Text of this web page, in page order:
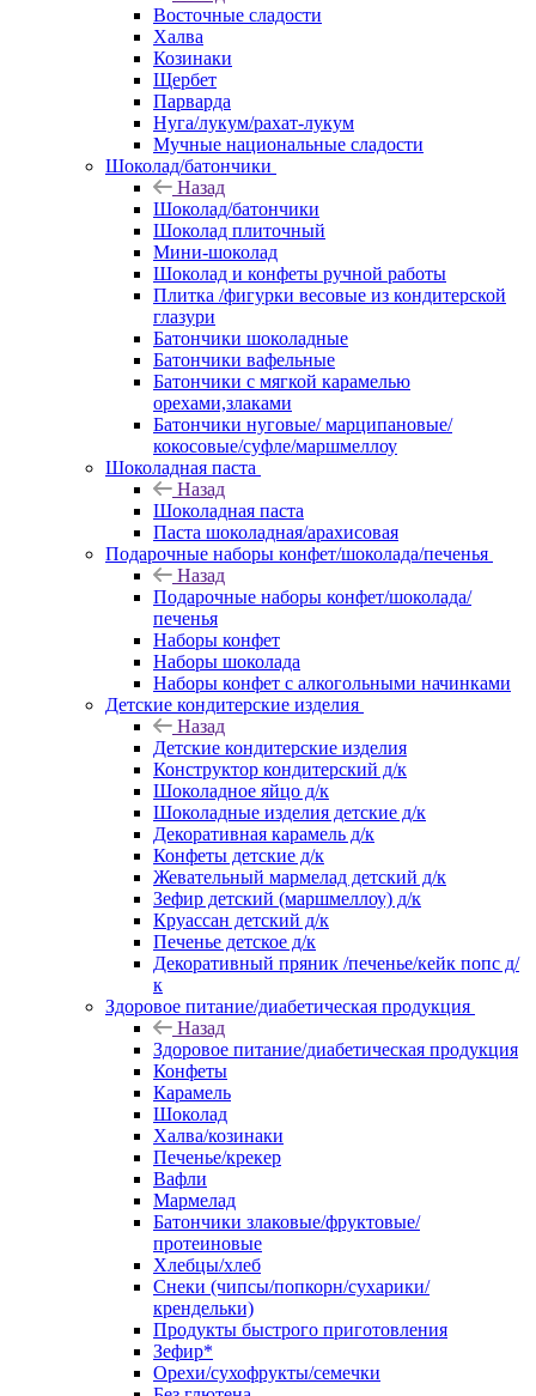
Восточные сладости
Халва
Козинаки
Щербет
Парварда
Нуга/лукум/рахат-лукум
Мучные национальные сладости
Шоколад/батончики
Назад
Шоколад/батончики
Шоколад плиточный
Мини-шоколад
Шоколад и конфеты ручной работы
Плитка /фигурки весовые из кондитерской
глазури
Батончики шоколадные
Батончики вафельные
Батончики с мягкой карамелью
орехами,злаками
Батончики нуговые/ марципановые/
кокосовые/суфле/маршмеллоу
Шоколадная паста
Назад
Шоколадная паста
Паста шоколадная/арахисовая
Подарочные наборы конфет/шоколада/печенья
Назад
Подарочные наборы конфет/шоколада/
печенья
Наборы конфет
Наборы шоколада
Наборы конфет с алкогольными начинками
Детские кондитерские изделия
Назад
Детские кондитерские изделия
Конструктор кондитерский д/к
Шоколадное яйцо д/к
Шоколадные изделия детские д/к
Декоративная карамель д/к
Конфеты детские д/к
Жевательный мармелад детский д/к
Зефир детский (маршмеллоу) д/к
Круассан детский д/к
Печенье детское д/к
Декоративный пряник /печенье/кейк попс д/
к
Здоровое питание/диабетическая продукция
Назад
Здоровое питание/диабетическая продукция
Конфеты
Карамель
Шоколад
Халва/козинаки
Печенье/крекер
Вафли
Мармелад
Батончики злаковые/фруктовые/
протеиновые
Хлебцы/хлеб
Снеки (чипсы/попкорн/сухарики/
крендельки)
Продукты быстрого приготовления
Зефир*
Орехи/сухофрукты/семечки